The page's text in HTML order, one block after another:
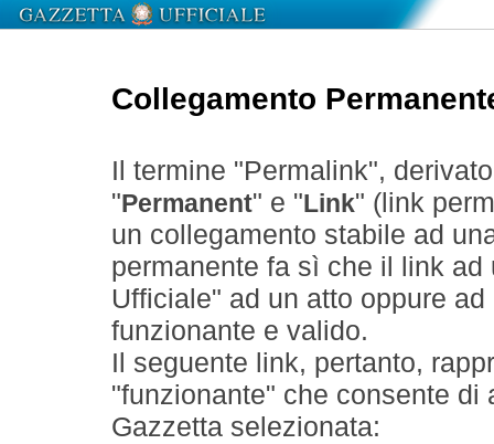
Collegamento
Il termine "Permalink",
" Permanent" e " Link" (link
un collegamento stabile ad
permanente fa sì che il link
Ufficiale" ad un atto oppure
funzionante e valido.
Il seguente link, pertanto,
"funzionante" che consente
Gazzetta selezionata: